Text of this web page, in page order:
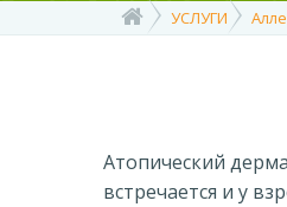
УСЛУГИ
Атопический
встречается и у